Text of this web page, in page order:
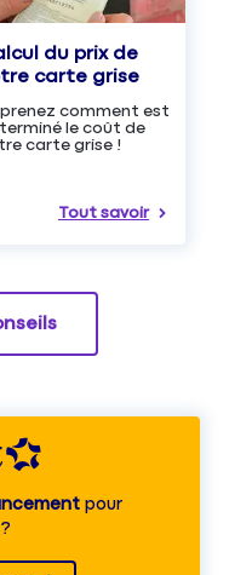
du prix de
carte grise
comment est
le coût de
carte grise !
Tout savoir
pour